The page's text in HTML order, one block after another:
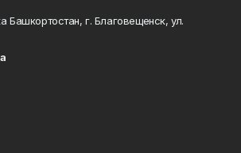
Башкортостан, г. Благовещенск, ул.